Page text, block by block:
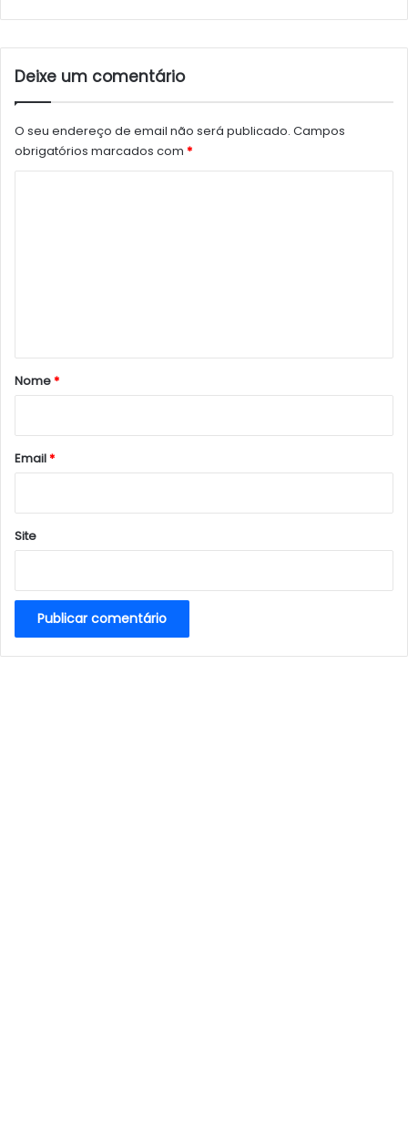
Deixe um comentário
O seu endereço de email não será publicado. Campos
obrigatórios marcados com *
r
*
Nome*
Email*
Site